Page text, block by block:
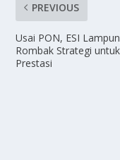
PREVIOUS
Usai PON, ESI
Rombak Strategi
Prestasi